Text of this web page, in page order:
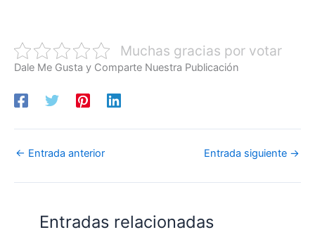
Muchas gracias por votar
Dale Me Gusta y Comparte Nuestra Publicación
← Entrada anterior Entrada siguiente →
Entradas relacionadas